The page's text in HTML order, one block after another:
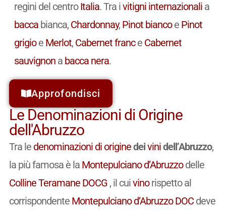
regini del centroItalia. Tra ivitigni internazionalia
baccabianca, Chardonnay, Pinot biancoe Pinot
grigioe Merlot, Cabernet france Cabernet
sauvignona bacca nera.
Approfondisci
Le Denominazioni di Origine
dell'Abruzzo
Tra le denominazioni di originedeivinidell’Abruzzo,
la più famosa è la Montepulciano d’Abruzzodelle
Colline Teramane DOCG, il cuivinorispetto al
corrispondente Montepulciano d’Abruzzo DOCdeve